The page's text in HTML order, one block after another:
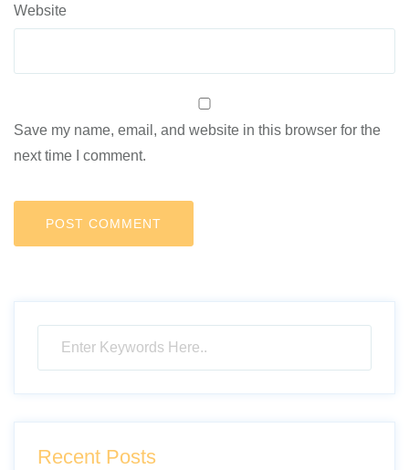
Website
Save my name, email, and website in this browser for the
next time I comment.
Recent Posts